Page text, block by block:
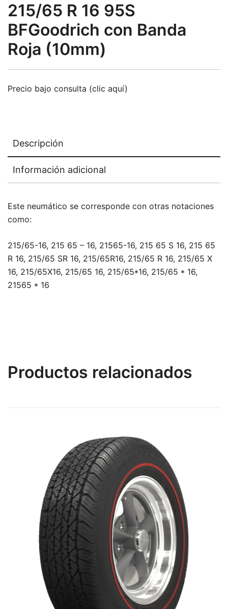
215/65 R 16 95S
BFGoodrich con Banda
Roja (10mm)
Precio bajo consulta (clic aquí)
Descripción
Información adicional
Este neumático se corresponde con otras notaciones
como:
215/65-16, 215 65 – 16, 21565-16, 215 65 S 16, 215 65
R 16, 215/65 SR 16, 215/65R16, 215/65 R 16, 215/65 X
16, 215/65X16, 215/65 16, 215/65*16, 215/65 * 16,
21565 * 16
Productos relacionados